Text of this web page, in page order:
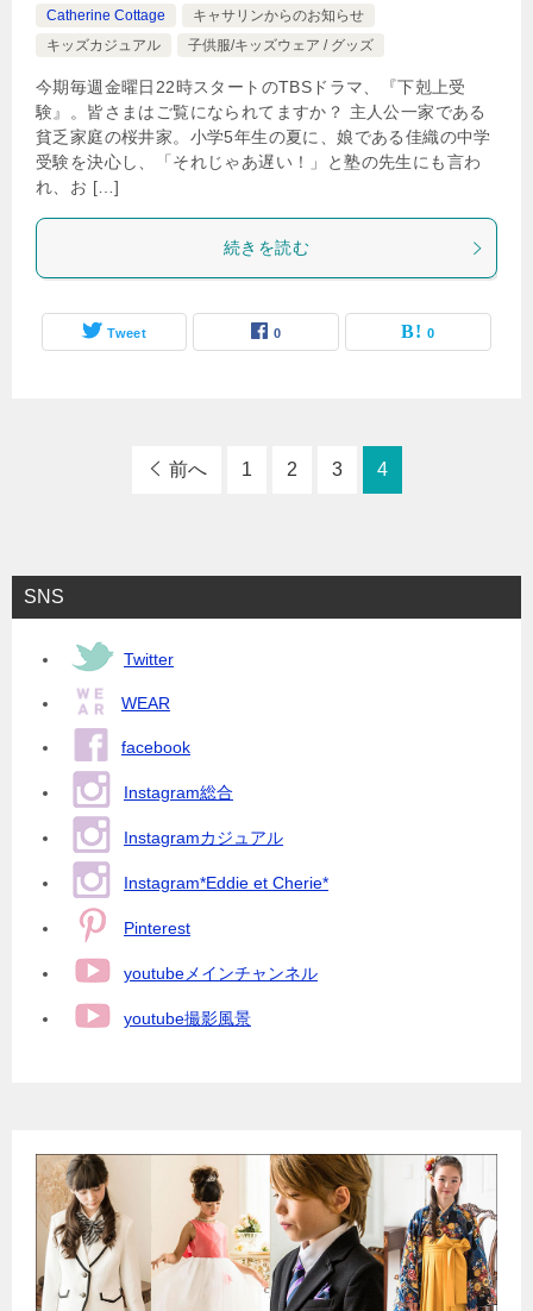
Catherine Cottage
キャサリンからのお知らせ
キッズカジュアル
子供服/キッズウェア / グッズ
今期毎週金曜日22時スタートのTBSドラマ、『下剋上受
験』。皆さまはご覧になられてますか？ 主人公一家である
貧乏家庭の桜井家。小学5年生の夏に、娘である佳織の中学
受験を決心し、「それじゃあ遅い！」と塾の先生にも言わ
れ、お […]
続きを読む
Tweet 0 0
前へ 1 2 3 4
SNS
Twitter
WEAR
facebook
Instagram総合
Instagramカジュアル
Instagram*Eddie et Cherie*
Pinterest
youtubeメインチャンネル
youtube撮影風景